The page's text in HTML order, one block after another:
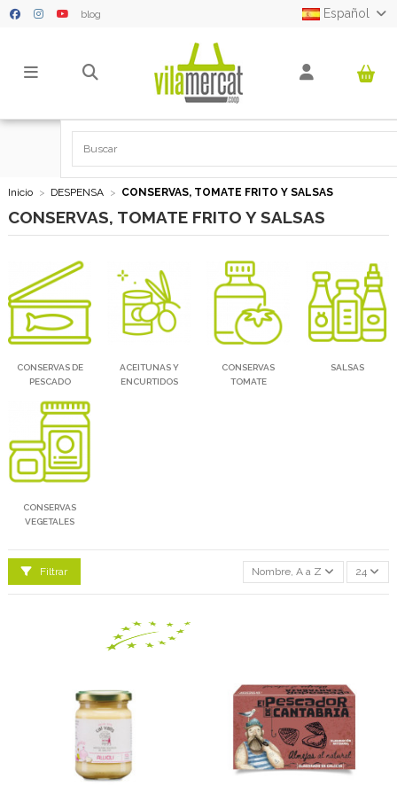
blog Español
Inicio DESPENSA CONSERVAS, TOMATE FRITO Y SALSAS
CONSERVAS, TOMATE FRITO Y SALSAS
CONSERVAS DE
PESCADO
ACEITUNAS Y
ENCURTIDOS
CONSERVAS
TOMATE
SALSAS
CONSERVAS
VEGETALES
Filtrar Nombre, A a Z 24